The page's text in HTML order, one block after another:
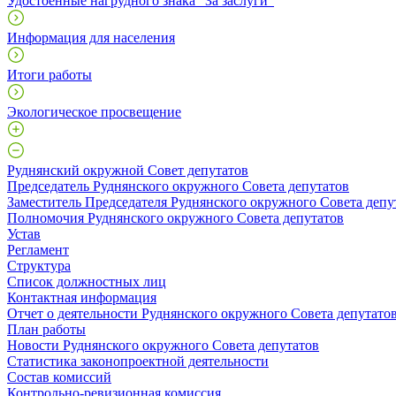
Информация для населения
Итоги работы
Экологическое просвещение
Руднянский окружной Совет депутатов
Председатель Руднянского окружного Совета депутатов
Заместитель Председателя Руднянского окружного Совета
Полномочия Руднянского окружного Совета депутатов
Устав
Регламент
Структура
Список должностных лиц
Контактная информация
Отчет о деятельности Руднянского окружного Совета депутатов
План работы
Новости Руднянского окружного Совета депутатов
Статистика законопроектной деятельности
Состав комиссий
Контрольно-ревизионная комиссия